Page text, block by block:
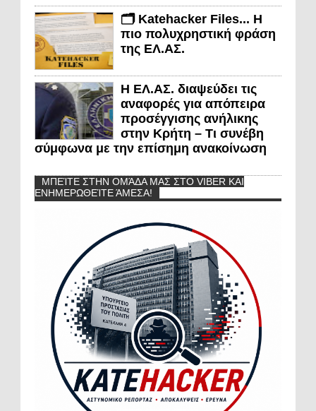
🗂️ Katehacker Files... Η
πιο πολυχρηστική φράση
της ΕΛ.ΑΣ.
Η ΕΛ.ΑΣ. διαψεύδει τις
αναφορές για απόπειρα
προσέγγισης ανήλικης
στην Κρήτη – Τι συνέβη
σύμφωνα με την επίσημη ανακοίνωση
ΜΠΕΊΤΕ ΣΤΗΝ ΟΜΆΔΑ ΜΑΣ ΣΤΟ VIBER ΚΑΙ
ΕΝΗΜΕΡΩΘΕΊΤΕ ΆΜΕΣΑ!